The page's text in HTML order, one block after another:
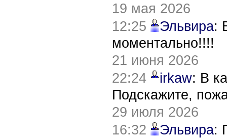
19 мая 2026
12:25
Эльвира:
моментально!!!!
21 июня 2026
22:24
irkaw: В
Подскажите,
29 июля 2026
16:32
Эльвира: